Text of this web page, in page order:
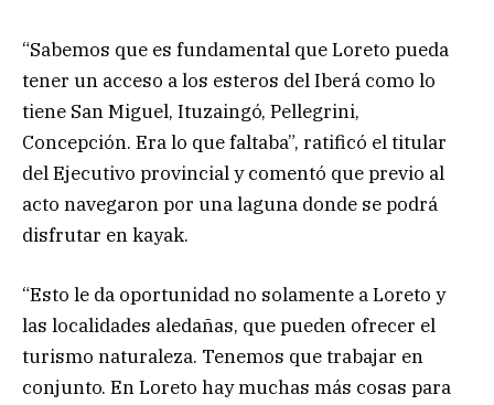
“Sabemos que es fundamental que Loreto pueda
tener un acceso a los esteros del Iberá como lo
tiene San Miguel, Ituzaingó, Pellegrini,
Concepción. Era lo que faltaba”, ratificó el titular
del Ejecutivo provincial y comentó que previo al
acto navegaron por una laguna donde se podrá
disfrutar en kayak.
“Esto le da oportunidad no solamente a Loreto y
las localidades aledañas, que pueden ofrecer el
turismo naturaleza. Tenemos que trabajar en
conjunto. En Loreto hay muchas más cosas para